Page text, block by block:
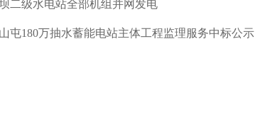
二级水电站全部机组并网发电
屯180万抽水蓄能电站主体工程监理服务中标公示